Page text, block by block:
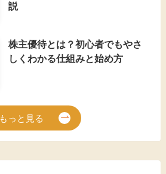
説
株主優待とは？初心者でもやさ
しくわかる仕組みと始め方
もっと見る